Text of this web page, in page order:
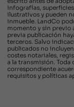
infografías,
ilustrativos y pueden
inmueble. LandCo
momento y sin previo
previa publicación
terceros. Salvo
publicados no
costes notariales,
a la transmisión. Toda
correspondiente
requisitos y políticas